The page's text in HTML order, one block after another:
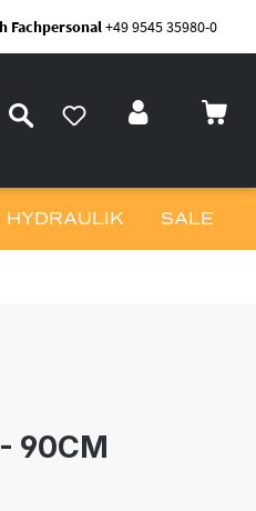
Fachpersonal+49 9545 35980-0
HYDRAULIK SALE
90CM